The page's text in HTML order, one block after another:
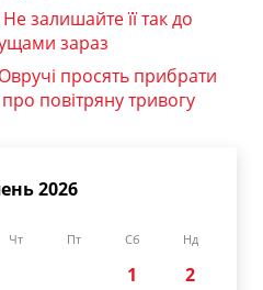
залишайте її так до
зараз
просять прибрати
повітряну тривогу
2026
Чт Пт Сб Нд
1
2